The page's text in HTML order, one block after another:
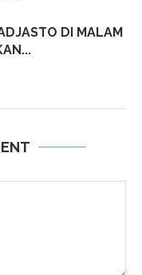
DI MALAM